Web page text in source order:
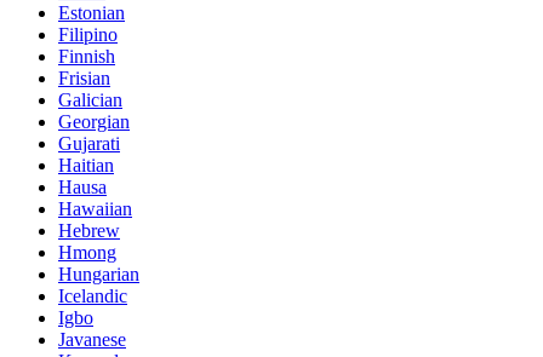
Estonian
Filipino
Finnish
Frisian
Galician
Georgian
Gujarati
Haitian
Hausa
Hawaiian
Hebrew
Hmong
Hungarian
Icelandic
Igbo
Javanese